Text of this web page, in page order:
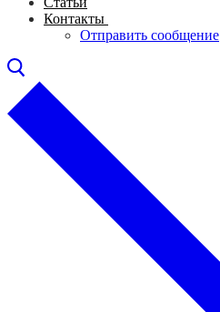
Контакты
Отправить сообщение